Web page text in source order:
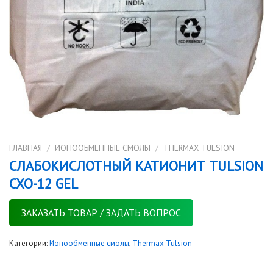
ГЛАВНАЯ / ИОНООБМЕННЫЕ СМОЛЫ / THERMAX TULSION
СЛАБОКИСЛОТНЫЙ КАТИОНИТ TULSION
CXO-12 GEL
ЗАКАЗАТЬ ТОВАР / ЗАДАТЬ ВОПРОС
Категории:Ионообменные смолы, Thermax Tulsion